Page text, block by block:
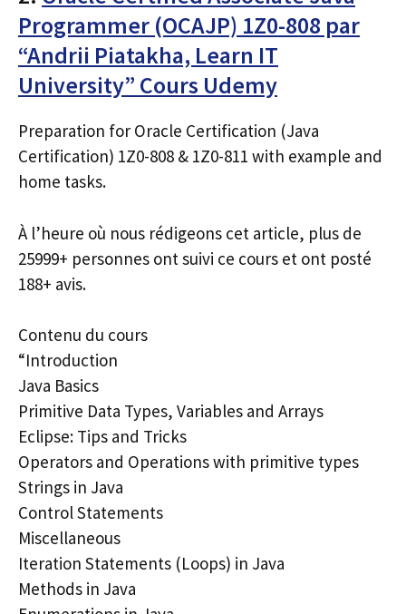
Programmer (OCAJP) 1Z0-808 par
“Andrii Piatakha, Learn IT
University” Cours Udemy
Preparation for Oracle Certification (Java
Certification) 1Z0-808 & 1Z0-811 with example and
home tasks.
À l’heure où nous rédigeons cet article, plus de
25999+ personnes ont suivi ce cours et ont posté
188+ avis.
Contenu du cours
“Introduction
Java Basics
Primitive Data Types, Variables and Arrays
Eclipse: Tips and Tricks
Operators and Operations with primitive types
Strings in Java
Control Statements
Miscellaneous
Iteration Statements (Loops) in Java
Methods in Java